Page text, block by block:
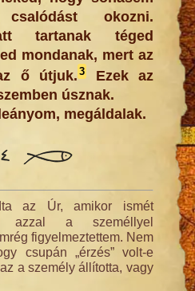
okozni.
tartanak téged
mondanak, mert az
ő útjuk. 3Ezek az
úsznak.
megáldalak.
az Úr, amikor ismét
azzal a személlyel
figyelmeztettem. Nem
csupán „érzés” volt-e
a személy állította, vagy